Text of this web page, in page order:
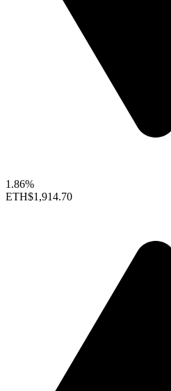
1.86%
ETH$1,914.70